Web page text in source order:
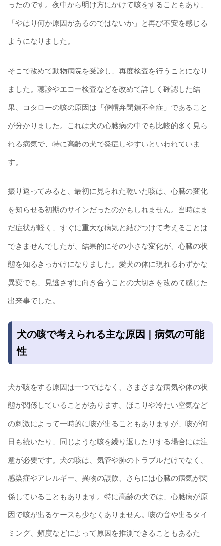
ったのです。夜中から明け方にかけて咳をすることもあり、
「やはり何か原因があるのではないか」と再び不安を感じる
ようになりました。
そこで改めて動物病院を受診し、再度検査を行うことになり
ました。聴診やエコー検査などを改めて詳しく確認した結
果、コタローの咳の原因は「僧帽弁閉鎖不全症」であること
が分かりました。これは犬の心臓病の中でも比較的多く見ら
れる病気で、特に高齢の犬で発症しやすいといわれていま
す。
振り返ってみると、最初に見られた乾いた咳は、心臓の変化
を知らせる初期のサインだったのかもしれません。当時はま
だ症状が軽く、すぐに重大な病気と結びつけて考えることは
できませんでしたが、結果的にその小さな変化が、心臓の状
態を知るきっかけになりました。愛犬の体に現れるわずかな
異変でも、見逃さずに向き合うことの大切さを改めて感じた
出来事でした。
犬の咳で考えられる主な原因｜病気の可能
性
犬が咳をする原因は一つではなく、さまざまな病気や体の状
態が関係していることがあります。ほこりや冷たい空気など
の刺激によって一時的に咳が出ることもありますが、咳が何
日も続いたり、同じような咳を繰り返したりする場合には注
意が必要です。犬の咳は、気管や肺のトラブルだけでなく、
感染症やアレルギー、異物の誤飲、さらには心臓の病気が関
係していることもあります。特に高齢の犬では、心臓病が原
因で咳が出るケースも少なくありません。咳の音や出るタイ
ミング、頻度などによって原因を推測できることもあるた